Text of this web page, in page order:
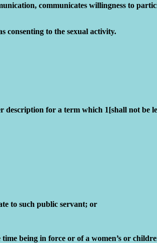
communicates willingness to
consenting to the sexual activity.
for a term which 1[shall not be
to such public servant; or
being in force or of a women’s or